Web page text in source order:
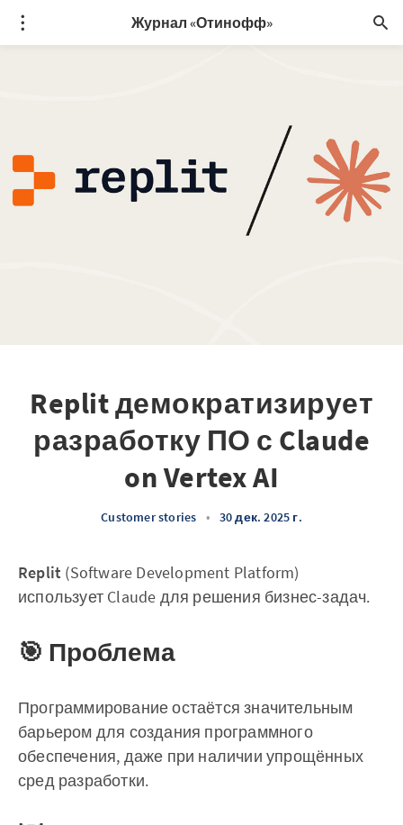
Журнал «Отинофф»
Replit демократизирует
разработку ПО с Claude
on Vertex AI
Customer stories • 30 дек. 2025 г.
Replit (Software Development Platform)
использует Claude для решения бизнес-задач.
🎯 Проблема
Программирование остаётся значительным
барьером для создания программного
обеспечения, даже при наличии упрощённых
сред разработки.